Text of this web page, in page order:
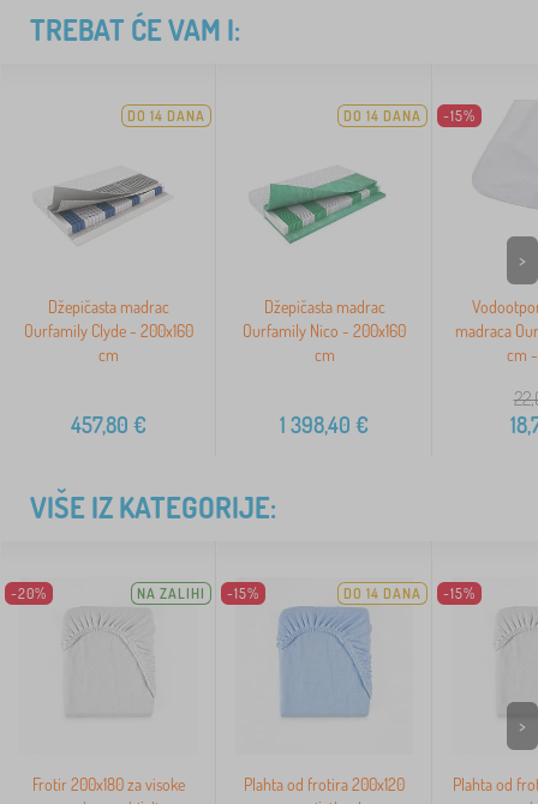
TREBAT ĆE VAM I:
DO 14 DANA
Džepičasta madrac
Ourfamily Clyde - 200x160
cm
457,80 €
DO 14 DANA
Džepičasta madrac
Ourfamily Nico - 200x160
cm
1 398,40 €
-15%
madraca
cm
>
VIŠE IZ KATEGORIJE:
-20% NA ZALIHI
Frotir 200x180 za visoke
-15% DO 14 DANA
Plahta od frotira 200x120
-15%
Plahta od
>